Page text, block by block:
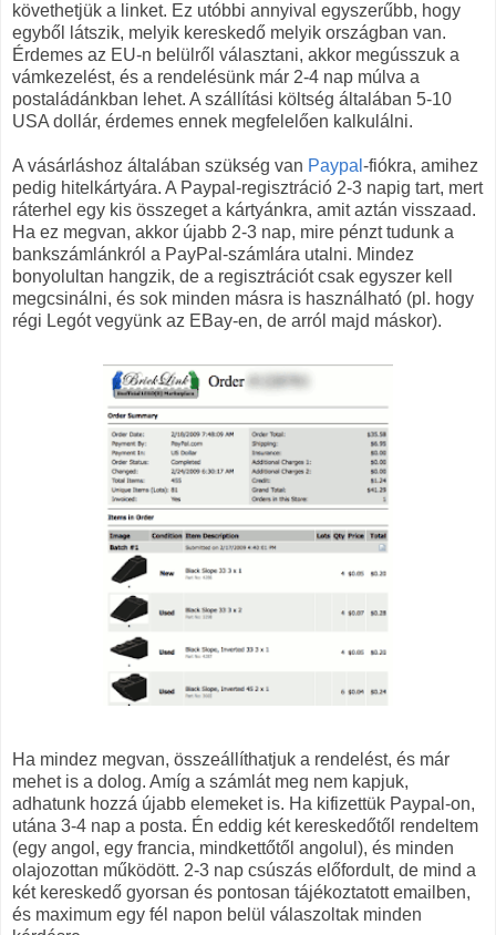
követhetjük a linket. Ez utóbbi annyival egyszerűbb, hogy
egyből látszik, melyik kereskedő melyik országban van.
Érdemes az EU-n belülről választani, akkor megússzuk a
vámkezelést, és a rendelésünk már 2-4 nap múlva a
postaládánkban lehet. A szállítási költség általában 5-10
USA dollár, érdemes ennek megfelelően kalkulálni.
A vásárláshoz általában szükség van Paypal -fiókra, amihez
pedig hitelkártyára. A Paypal-regisztráció 2-3 napig tart, mert
ráterhel egy kis összeget a kártyánkra, amit aztán visszaad.
Ha ez megvan, akkor újabb 2-3 nap, mire pénzt tudunk a
bankszámlánkról a PayPal-számlára utalni. Mindez
bonyolultan hangzik, de a regisztrációt csak egyszer kell
megcsinálni, és sok minden másra is használható (pl. hogy
régi Legót vegyünk az EBay-en, de arról majd máskor).
Ha mindez megvan, összeállíthatjuk a rendelést, és már
mehet is a dolog. Amíg a számlát meg nem kapjuk,
adhatunk hozzá újabb elemeket is. Ha kifizettük Paypal-on,
utána 3-4 nap a posta. Én eddig két kereskedőtől rendeltem
(egy angol, egy francia, mindkettőtől angolul), és minden
olajozottan működött. 2-3 nap csúszás előfordult, de mind a
két kereskedő gyorsan és pontosan tájékoztatott emailben,
és maximum egy fél napon belül válaszoltak minden